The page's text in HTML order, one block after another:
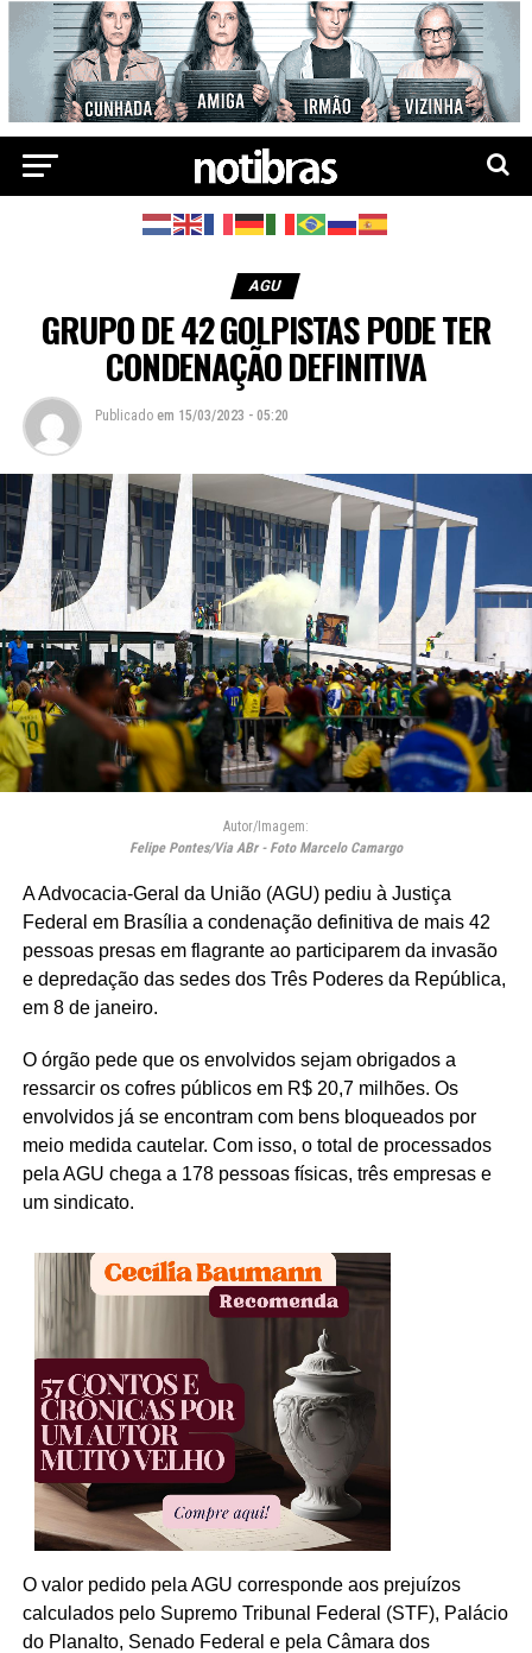
AGU
GRUPO DE 42 GOLPISTAS PODE TER
CONDENAÇÃO DEFINITIVA
Publicado em 15/03/2023 - 05:20
Autor/Imagem:
Felipe Pontes/Via ABr - Foto Marcelo Camargo
A Advocacia-Geral da União (AGU) pediu à Justiça
Federal em Brasília a condenação definitiva de mais 42
pessoas presas em flagrante ao participarem da invasão
e depredação das sedes dos Três Poderes da República,
em 8 de janeiro.
O órgão pede que os envolvidos sejam obrigados a
ressarcir os cofres públicos em R$ 20,7 milhões. Os
envolvidos já se encontram com bens bloqueados por
meio medida cautelar. Com isso, o total de processados
pela AGU chega a 178 pessoas físicas, três empresas e
um sindicato.
O valor pedido pela AGU corresponde aos prejuízos
calculados pelo Supremo Tribunal Federal (STF), Palácio
do Planalto, Senado Federal e pela Câmara dos